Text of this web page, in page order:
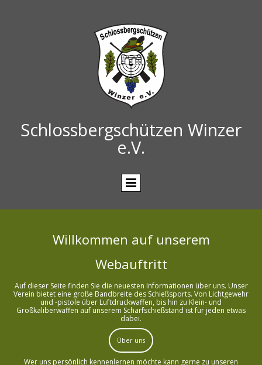
Schlossbergschützen Winzer
e.V.
Willkommen auf unserem
Webauftritt
Auf dieser Seite finden Sie die neuesten Informationen über uns. Unser
Verein bietet eine große Bandbreite des Schießsports. Von Lichtgewehr
und -pistole über Luftdruckwaffen, bis hin zu Klein- und
Großkaliberwaffen auf unserem Scharfschießstand ist für jeden etwas
dabei.
Über uns
Wer uns persönlich kennenlernen möchte kann gerne zu unseren